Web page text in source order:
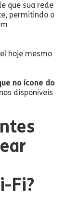
que sua rede
permitindo o
hoje mesmo
no ícone do
disponíveis
Fi?